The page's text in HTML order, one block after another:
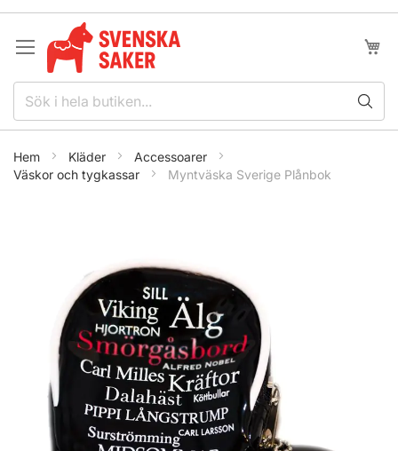
Hoppa
innehållet
Min
Hem Kläder
Accessoarer
Väskor och tygkassar
Myntväska Sverige Plånbok
bildgalleriet